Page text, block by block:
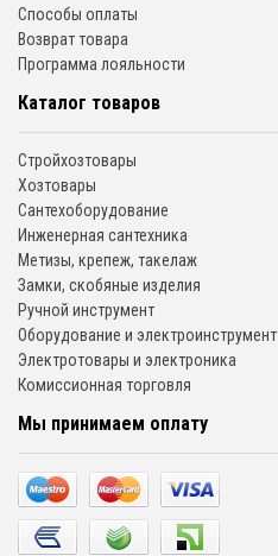
Способы оплаты
Возврат товара
Программа лояльности
Каталог товаров
Стройхозтовары
Хозтовары
Сантехоборудование
Инженерная сантехника
Метизы, крепеж, такелаж
Замки, скобяные изделия
Ручной инструмент
Оборудование и электроинструмент
Электротовары и электроника
Комиссионная торговля
Мы принимаем оплату